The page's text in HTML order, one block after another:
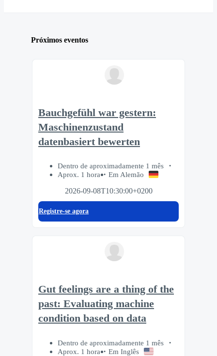
Próximos eventos
Bauchgefühl war gestern:
Maschinenzustand
datenbasiert bewerten
Dentro de aproximadamente 1 mês
Aprox. 1 hora
Em Alemão
2026-09-08T10:30:00+0200
Registre-se agora
Gut feelings are a thing of the
past: Evaluating machine
condition based on data
Dentro de aproximadamente 1 mês
Aprox. 1 hora
Em Inglês